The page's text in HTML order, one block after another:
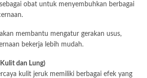
obat untuk menyembuhkan berbagai
membantu mengatur gerakan usus,
bekerja lebih mudah.
dan Lung)
kulit jeruk memiliki berbagai efek yang